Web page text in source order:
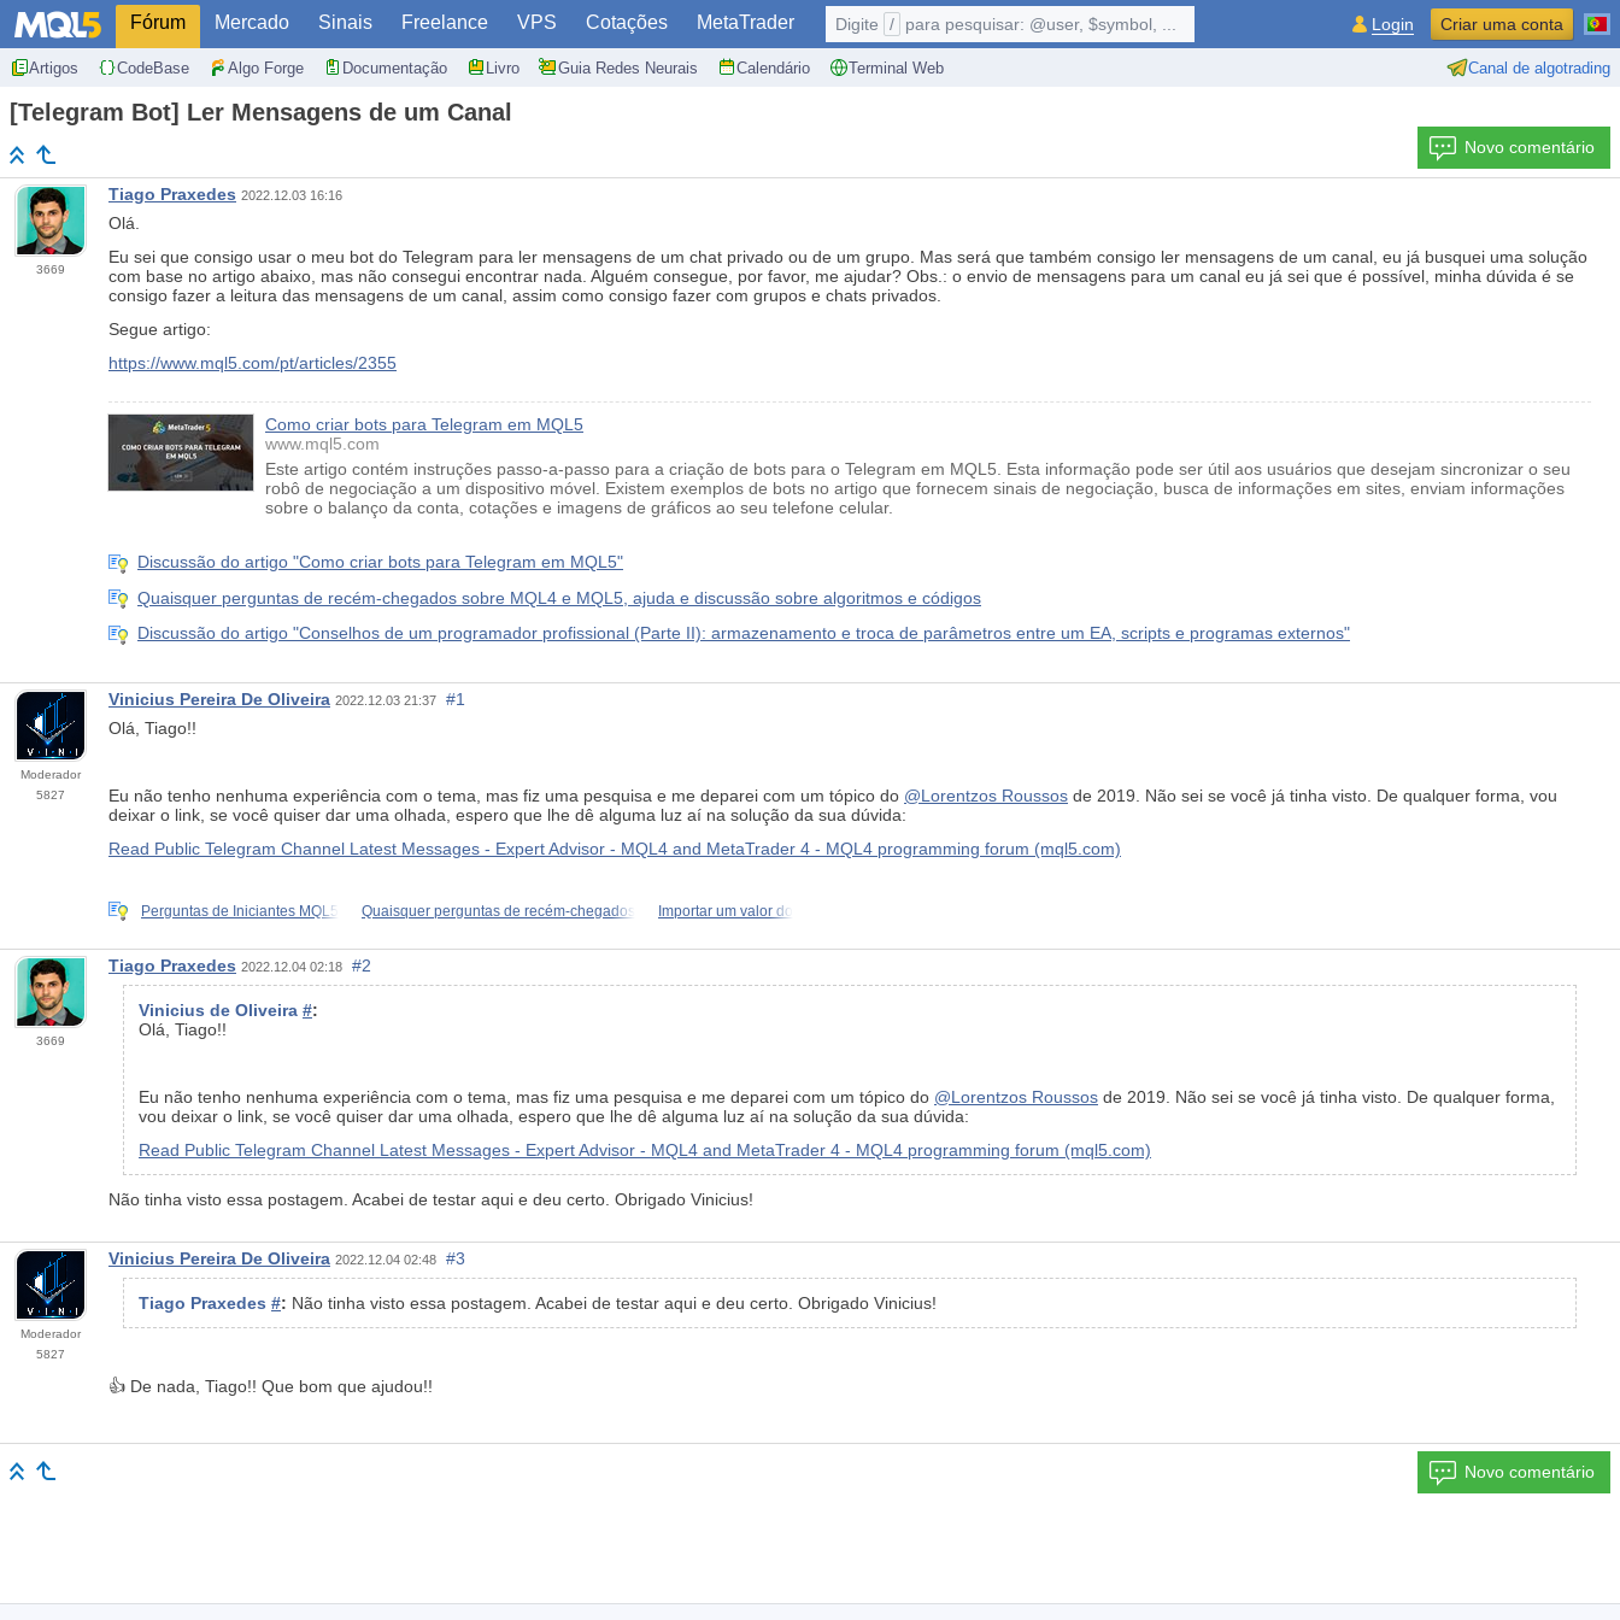
Fórum Mercado Sinais Freelance VPS Cotações MetaTrader
Artigos CodeBase Algo Forge Documentação Livro Guia Redes Neurais Calendário Terminal Web Canal de algotrading
Digite / para pesquisar: @user, $symbol, ... Login Criar uma conta
[Telegram Bot] Ler Mensagens de um Canal
Novo comentário
3669
Tiago Praxedes 2022.12.03 16:16
Olá.
Eu sei que consigo usar o meu bot do Telegram para ler mensagens de um chat privado ou de um grupo. Mas será que também consigo ler mensagens de um canal, eu já busquei uma solução
com base no artigo abaixo, mas não consegui encontrar nada. Alguém consegue, por favor, me ajudar? Obs.: o envio de mensagens para um canal eu já sei que é possível, minha dúvida é se
consigo fazer a leitura das mensagens de um canal, assim como consigo fazer com grupos e chats privados.
Segue artigo:
https://www.mql5.com/pt/articles/2355
Como criar bots para Telegram em MQL5
www.mql5.com
Este artigo contém instruções passo-a-passo para a criação de bots para o Telegram em MQL5. Esta informação pode ser útil aos usuários que desejam sincronizar o seu
robô de negociação a um dispositivo móvel. Existem exemplos de bots no artigo que fornecem sinais de negociação, busca de informações em sites, enviam informações
sobre o balanço da conta, cotações e imagens de gráficos ao seu telefone celular.
Discussão do artigo "Como criar bots para Telegram em MQL5"
Quaisquer perguntas de recém-chegados sobre MQL4 e MQL5, ajuda e discussão sobre algoritmos e códigos
Discussão do artigo "Conselhos de um programador profissional (Parte II): armazenamento e troca de parâmetros entre um EA, scripts e programas externos"
Moderador
5827
Vinicius Pereira De Oliveira 2022.12.03 21:37
#1
Olá, Tiago!!
Eu não tenho nenhuma experiência com o tema, mas fiz uma pesquisa e me deparei com um tópico do @Lorentzos Roussos de 2019. Não sei se você já tinha visto. De qualquer forma, vou
deixar o link, se você quiser dar uma olhada, espero que lhe dê alguma luz aí na solução da sua dúvida:
Read Public Telegram Channel Latest Messages - Expert Advisor - MQL4 and MetaTrader 4 - MQL4 programming forum (mql5.com)
Perguntas de Iniciantes MQL5 Quaisquer perguntas de recém-chegados Importar um valor do
3669
Tiago Praxedes 2022.12.04 02:18 #2
Vinicius de Oliveira #:
Olá, Tiago!!
Eu não tenho nenhuma experiência com o tema, mas fiz uma pesquisa e me deparei com um tópico do @Lorentzos Roussos de 2019. Não sei se você já tinha visto. De qualquer forma,
vou deixar o link, se você quiser dar uma olhada, espero que lhe dê alguma luz aí na solução da sua dúvida:
Read Public Telegram Channel Latest Messages - Expert Advisor - MQL4 and MetaTrader 4 - MQL4 programming forum (mql5.com)
Não tinha visto essa postagem. Acabei de testar aqui e deu certo. Obrigado Vinicius!
Moderador
5827
Vinicius Pereira De Oliveira 2022.12.04 02:48 #3
Tiago Praxedes #: Não tinha visto essa postagem. Acabei de testar aqui e deu certo. Obrigado Vinicius!
👍 De nada, Tiago!! Que bom que ajudou!!
Novo comentário